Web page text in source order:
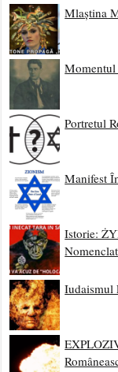
Mlaștina
Momentul
Portretul
Manifest
Istorie:
Iudaismul